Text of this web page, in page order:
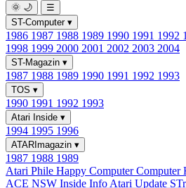
🌞 🌙
☰
ST-Computer ▾
1986 1987 1988 1989 1990 1991 1992
1998 1999 2000 2001 2002 2003 2004
ST-Magazin ▾
1987 1988 1989 1990 1991 1992 1993
TOS ▾
1990 1991 1992 1993
Atari Inside ▾
1994 1995 1996
ATARImagazin ▾
1987 1988 1989
Atari Phile Happy ComputerComputer
ACE NSW Inside Info Atari Update